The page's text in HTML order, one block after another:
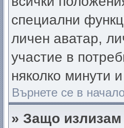
специални
личен аватар,
участие в
няколко минути
Върнете се в
» Защо